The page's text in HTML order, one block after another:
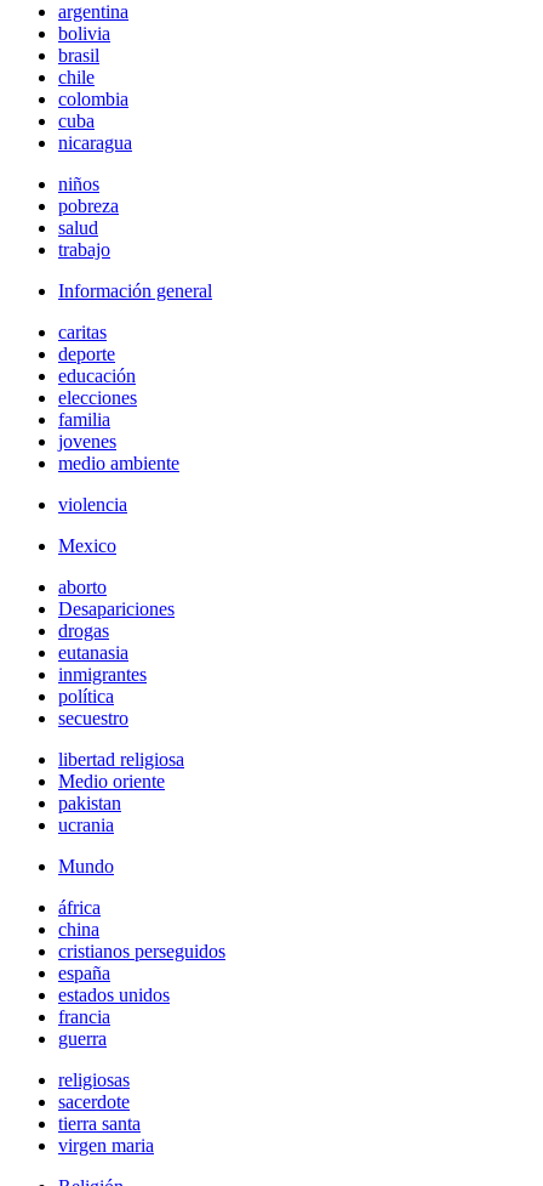
argentina
bolivia
brasil
chile
colombia
cuba
nicaragua
niños
pobreza
salud
trabajo
Información general
caritas
deporte
educación
elecciones
familia
jovenes
medio ambiente
violencia
Mexico
aborto
Desapariciones
drogas
eutanasia
inmigrantes
política
secuestro
libertad religiosa
Medio oriente
pakistan
ucrania
Mundo
áfrica
china
cristianos perseguidos
españa
estados unidos
francia
guerra
religiosas
sacerdote
tierra santa
virgen maria